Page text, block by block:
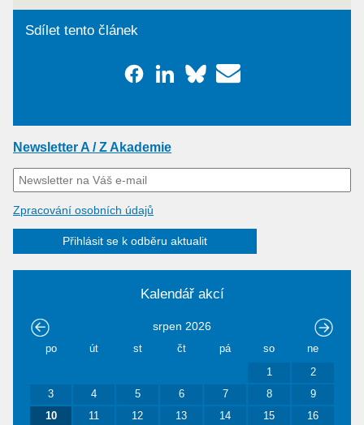
Sdílet tento článek
Newsletter A / Z Akademie
Zpracování osobních údajů
Přihlásit se k odběru aktualit
Kalendář akcí
srpen 2026
po út st čt pá so ne
1
2
3
4 5 6 7 8
9
10
11 12 13 14 15
16